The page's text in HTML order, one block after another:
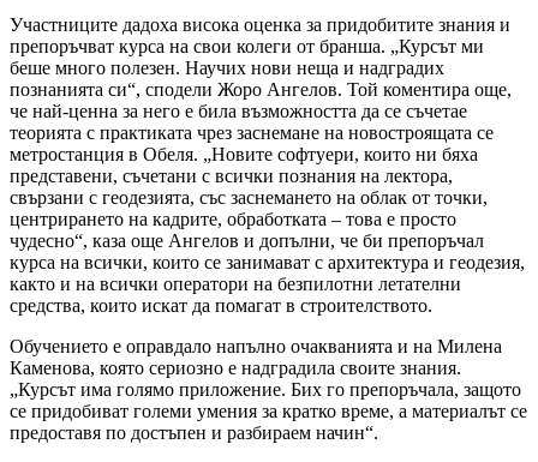
Участниците дадоха висока оценка за придобитите знания и
препоръчват курса на свои колеги от бранша. „Курсът ми
беше много полезен. Научих нови неща и надградих
познанията си“, сподели Жоро Ангелов. Той коментира още,
че най-ценна за него е била възможността да се съчетае
теорията с практиката чрез заснемане на новостроящата се
метростанция в Обеля. „Новите софтуери, които ни бяха
представени, съчетани с всички познания на лектора,
свързани с геодезията, със заснемането на облак от точки,
центрирането на кадрите, обработката – това е просто
чудесно“, каза още Ангелов и допълни, че би препоръчал
курса на всички, които се занимават с архитектура и геодезия,
както и на всички оператори на безпилотни летателни
средства, които искат да помагат в строителството.
Обучението е оправдало напълно очакванията и на Милена
Каменова, която сериозно е надградила своите знания.
„Курсът има голямо приложение. Бих го препоръчала, защото
се придобиват големи умения за кратко време, а материалът се
предоставя по достъпен и разбираем начин“.